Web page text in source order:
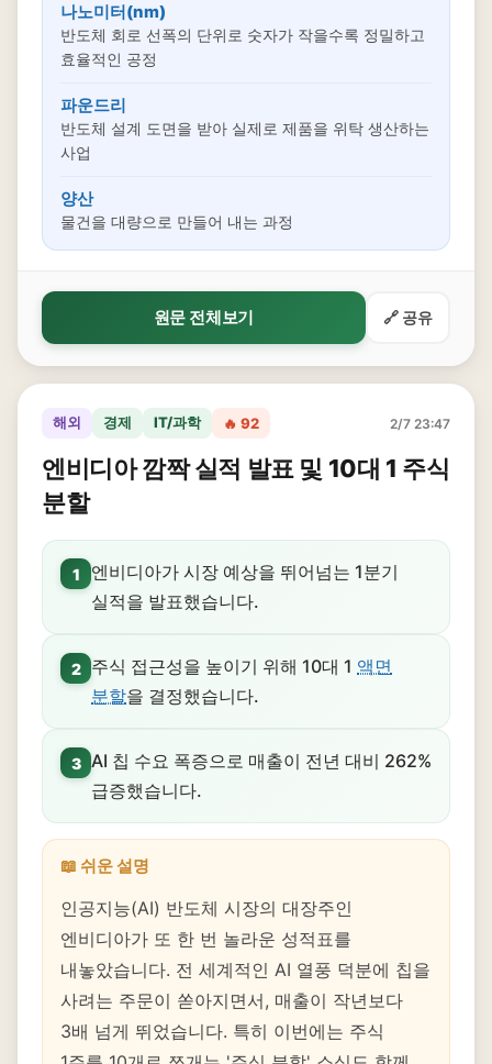
나노미터(nm)
반도체 회로 선폭의 단위로 숫자가 작을수록 정밀하고
효율적인 공정
파운드리
반도체 설계 도면을 받아 실제로 제품을 위탁 생산하는
사업
양산
물건을 대량으로 만들어 내는 과정
원문 전체보기 🔗 공유
해외 경제 IT/과학 🔥 92 2/7 23:47
엔비디아 깜짝 실적 발표 및 10대 1 주식
분할
1
엔비디아가 시장 예상을 뛰어넘는 1분기
실적을 발표했습니다.
2 주식 접근성을 높이기 위해 10대 1 액면
분할을 결정했습니다.
3 AI 칩 수요 폭증으로 매출이 전년 대비 262%
급증했습니다.
📖 쉬운 설명
인공지능(AI) 반도체 시장의 대장주인
엔비디아가 또 한 번 놀라운 성적표를
내놓았습니다. 전 세계적인 AI 열풍 덕분에 칩을
사려는 주문이 쏟아지면서, 매출이 작년보다
3배 넘게 뛰었습니다. 특히 이번에는 주식